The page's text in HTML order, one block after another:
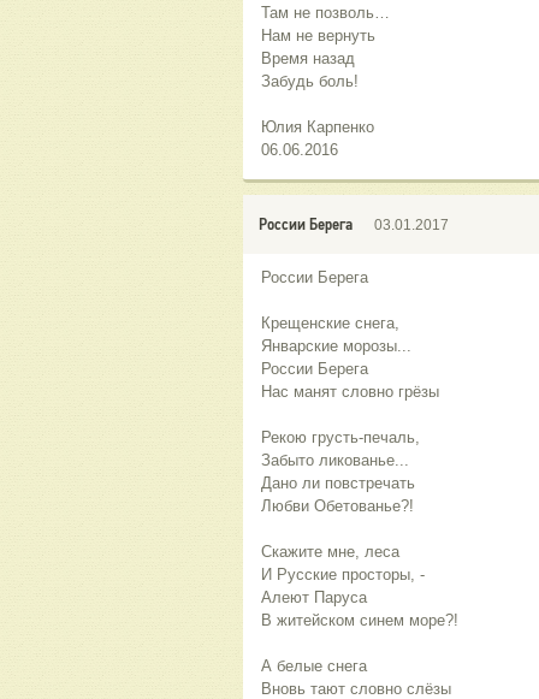
Там не позволь…
Нам не вернуть
Время назад
Забудь боль!
Юлия Карпенко
06.06.2016
России Берега 03.01.2017
России Берега
Крещенские снега,
Январские морозы...
России Берега
Нас манят словно грёзы
Рекою грусть-печаль,
Забыто ликованье...
Дано ли повстречать
Любви Обетованье?!
Скажите мне, леса
И Русские просторы, -
Алеют Паруса
В житейском синем море?!
А белые снега
Вновь тают словно слёзы